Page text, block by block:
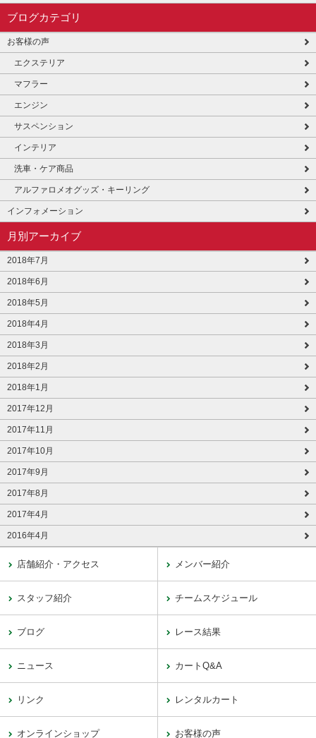
ブログカテゴリ
お客様の声
エクステリア
マフラー
エンジン
サスペンション
インテリア
洗車・ケア商品
アルファロメオグッズ・キーリング
インフォメーション
月別アーカイブ
2018年7月
2018年6月
2018年5月
2018年4月
2018年3月
2018年2月
2018年1月
2017年12月
2017年11月
2017年10月
2017年9月
2017年8月
2017年4月
2016年4月
店舗紹介・アクセス メンバー紹介
スタッフ紹介 チームスケジュール
ブログ レース結果
ニュース カートQ&A
リンク レンタルカート
オンラインショップ お客様の声